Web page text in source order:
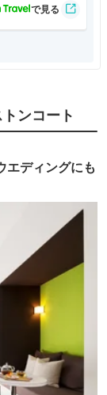
ンコート
エディングにも